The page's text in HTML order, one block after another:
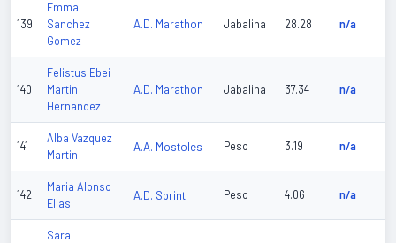
139
Emma
Sanchez
Gomez
A.D. Marathon Jabalina 28.28 n/a
140
Felistus Ebei
Martin
Hernandez
A.D. Marathon Jabalina 37.34 n/a
141
Alba Vazquez
Martin
A.A. Mostoles Peso 3.19 n/a
142
Maria Alonso
Elias
A.D. Sprint Peso 4.06 n/a
Sara